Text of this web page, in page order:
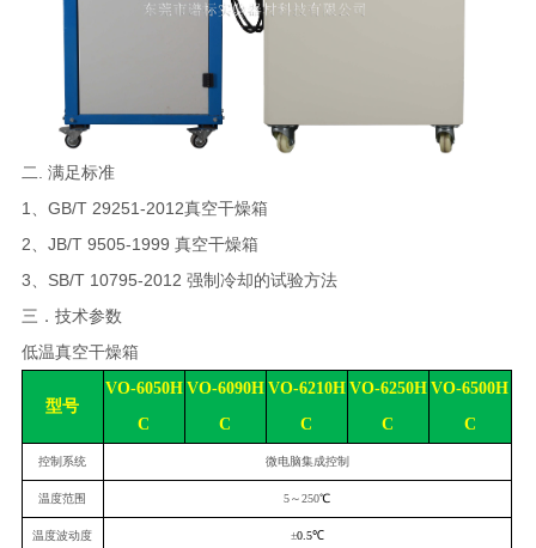
二. 满足标准
1、GB/T 29251-2012真空干燥箱
2、JB/T 9505-1999 真空干燥箱
3、SB/T 10795-2012 强制冷却的试验方法
三．技术参数
低温真空干燥箱
型号
VO-6050H
C
VO-6090H
C
VO-6210H
C
VO-6250H
C
VO-6500H
C
控制系统 微电脑集成控制
温度范围 5～250℃
温度波动度 ±0. 5℃